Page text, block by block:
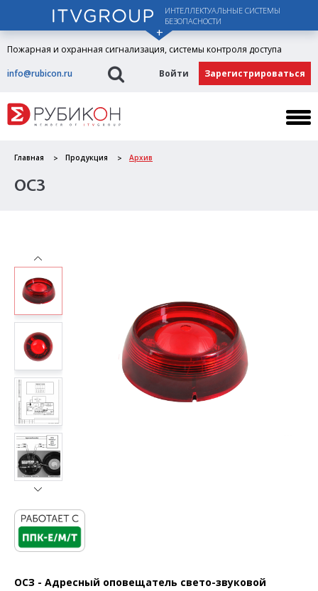
ИНТЕЛЛЕКТУАЛЬНЫЕ СИСТЕМЫ
БЕЗОПАСНОСТИ
Пожарная и охранная сигнализация, системы контроля доступа
info@rubicon.ru
Войти Зарегистрироваться
Главная Продукция Архив
ОСЗ
ОСЗ - Адресный оповещатель свето-звуковой